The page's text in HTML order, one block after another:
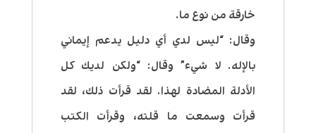
خارقة من نوع ما.
وقال: “ليس لدي أي دليل يدعم إيماني
بالإله. لا شيء” وقال: “ولكن لديك كل
الأدلة المضادة لهذا. لقد قرأت ذلك، لقد
قرأت وسمعت ما قلته، وقرأت الكتب